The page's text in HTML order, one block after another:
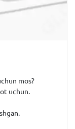
mos?
uchun.